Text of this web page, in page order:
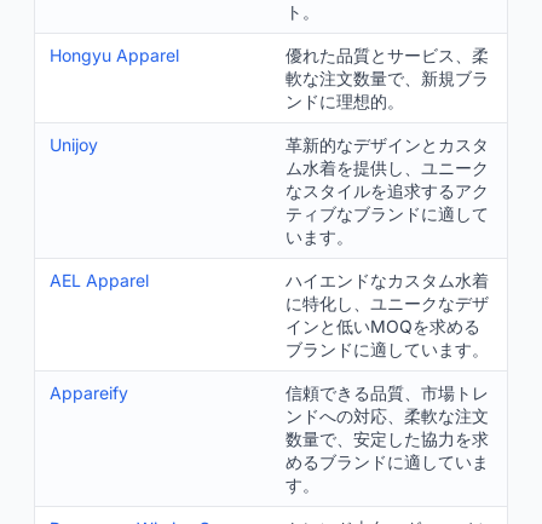
ト。
Hongyu Apparel
優れた品質とサービス、柔
軟な注文数量で、新規ブラ
ンドに理想的。
Unijoy
革新的なデザインとカスタ
ム水着を提供し、ユニーク
なスタイルを追求するアク
ティブなブランドに適して
います。
AEL Apparel
ハイエンドなカスタム水着
に特化し、ユニークなデザ
インと低いMOQを求める
ブランドに適しています。
Appareify
信頼できる品質、市場トレ
ンドへの対応、柔軟な注文
数量で、安定した協力を求
めるブランドに適していま
す。